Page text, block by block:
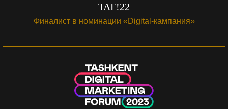
TAF!22
Финалист в номинации «Digital-кампания»